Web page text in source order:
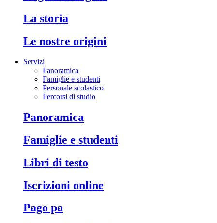
la storia
le nostre origini
Servizi
Panoramica
Famiglie e studenti
Personale scolastico
Percorsi di studio
panoramica
famiglie e studenti
libri di testo
iscrizioni online
pago pa